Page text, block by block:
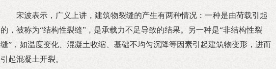
宋波表示，广义上讲，建筑物裂缝的产生有两种情况：一种是由荷载引起
的，被称为“结构性裂缝”，是承载力不足导致的结果。另一种是“非结构性裂
缝”，如温度变化、混凝土收缩、基础不均匀沉降等因素引起建筑物变形，进而
引起混凝土开裂。